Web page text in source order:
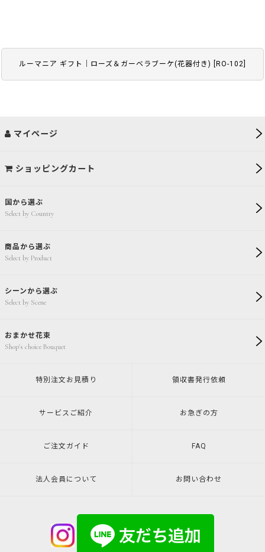
ルーマニア ギフト｜ローズ＆ガーベラブーケ(花器付き) RO-102
国から選ぶ
Select by Country
商品から選ぶ
Select by Product
シーンから選ぶ
Select by Scene
おまかせ花束
Shop's choice Bouquet
マイページ
ショッピングカート
特別注文 お見積り 領収書発行依頼
サービスご紹介 お急ぎの方
ご注文ガイド FAQ
法人会員について お問い合わせ